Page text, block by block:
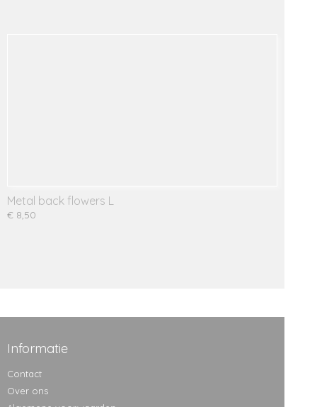
Metal back flowers L
€ 8,50
Informatie
Contact
Over ons